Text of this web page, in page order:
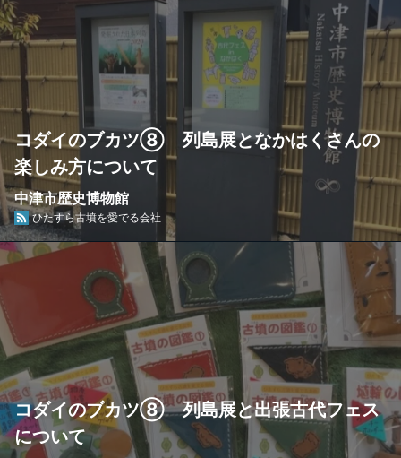
コダイのブカツ⑧ 列島展となかはくさんの
楽しみ方について
中津市歴史博物館
ひたすら古墳を愛でる会社
コダイのブカツ⑧ 列島展と出張古代フェス
について